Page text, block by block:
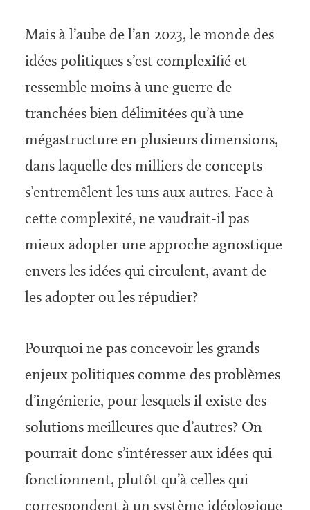
Mais à l’aube de l’an 2023, le monde des
idées politiques s’est complexifié et
ressemble moins à une guerre de
tranchées bien délimitées qu’à une
mégastructure en plusieurs dimensions,
dans laquelle des milliers de concepts
s’entremêlent les uns aux autres. Face à
cette complexité, ne vaudrait-il pas
mieux adopter une approche agnostique
envers les idées qui circulent, avant de
les adopter ou les répudier?
Pourquoi ne pas concevoir les grands
enjeux politiques comme des problèmes
d’ingénierie, pour lesquels il existe des
solutions meilleures que d’autres? On
pourrait donc s’intéresser aux idées qui
fonctionnent, plutôt qu’à celles qui
correspondent à un système idéologique